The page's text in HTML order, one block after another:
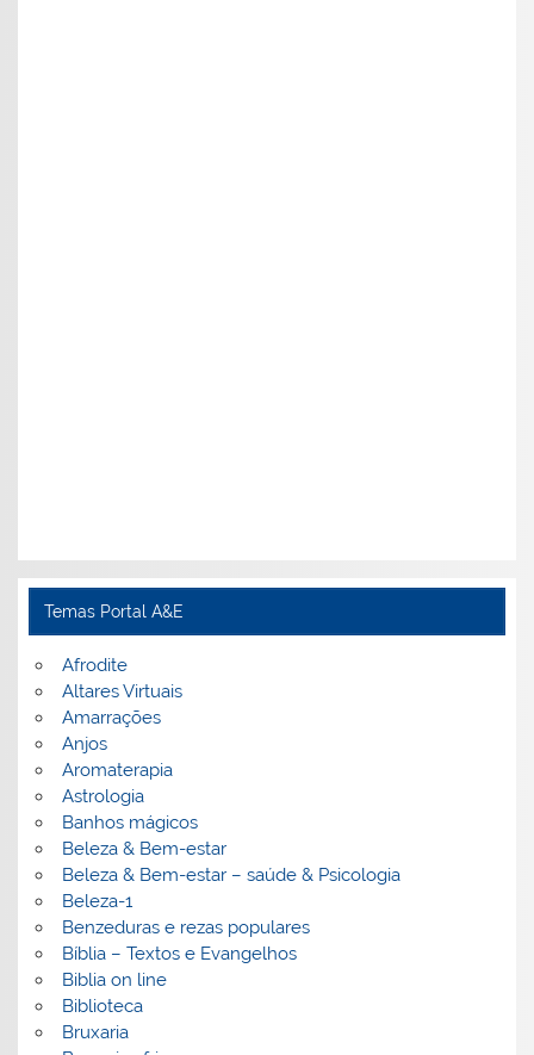
Temas Portal A&E
Afrodite
Altares Virtuais
Amarrações
Anjos
Aromaterapia
Astrologia
Banhos mágicos
Beleza & Bem-estar
Beleza & Bem-estar – saúde & Psicologia
Beleza-1
Benzeduras e rezas populares
Bíblia – Textos e Evangelhos
Biblia on line
Biblioteca
Bruxaria